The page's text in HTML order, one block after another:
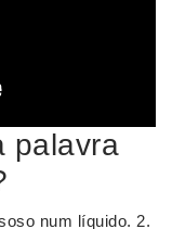
palavra
num líquido. 2.